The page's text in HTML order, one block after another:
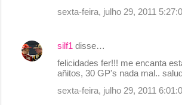
sexta-feira, julho 29, 2011
silf1 disse…
felicidades fer!!! me encanta
añitos, 30 GP's nada mal..
sexta-feira, julho 29, 2011